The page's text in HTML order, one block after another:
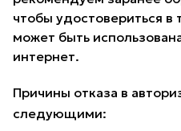
чтобы удостовериться в
может быть
интернет.
Причины отказа в
следующими: